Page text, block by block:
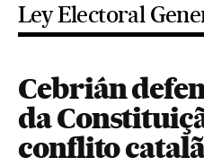
Ley Electoral
Cebrián
da
conflito